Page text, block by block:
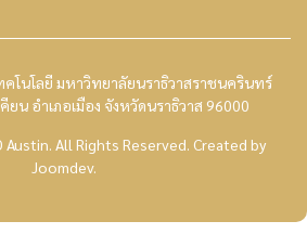
โนโลยี มหาวิทยาลัยนราธิวาสราชนครินทร์
ยน อำเภอเมือง จังหวัดนราธิวาส 96000
All Rights Reserved. Created by
Joomdev.